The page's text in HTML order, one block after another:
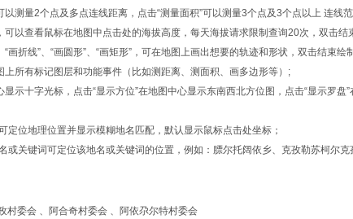
测量2个点及多点连线距离，点击“测量面积”可以测量3个点及3个点以上 连线
以查看鼠标在地图中点击处的海拔高度，每天海拔请求限制查询20次，双击结
折线”、“画圆形”、“画矩形”，可在地图上画出想要的轨迹和形状，双击结束绘
所有标记图层和功能事件（比如测距离、测面积、画多边形等）;
示十字光标，点击“显示方位”在地图中心显示东南西北方位图，点击“显示
位地理位置并显示模糊地名匹配，默认显示鼠标点击处坐标；
关键词可定位该地名或关键词的位置，例如：膘尔托阔依乡、克孜勒苏柯尔
村委会 、阿合奇村委会 、阿依尕尔特村委会